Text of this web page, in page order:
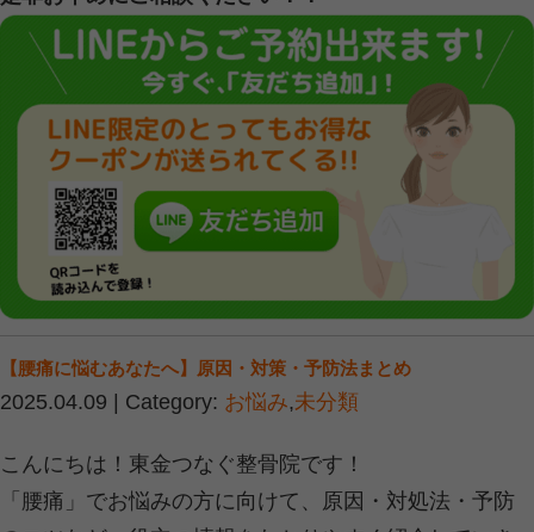
振り向くときは 体ごと回転
鏡で後ろ髪を確認？無理。
スマホを顔の正面に持ち上げる努力
■ 今すぐできる！首のSOS対策
① 首の体操（無理ない範囲で）
上を向く（口を閉じて！）→ 下を向
耳を肩に近づける感じで、首を横に
※痛みが強い場合は無理しないで！